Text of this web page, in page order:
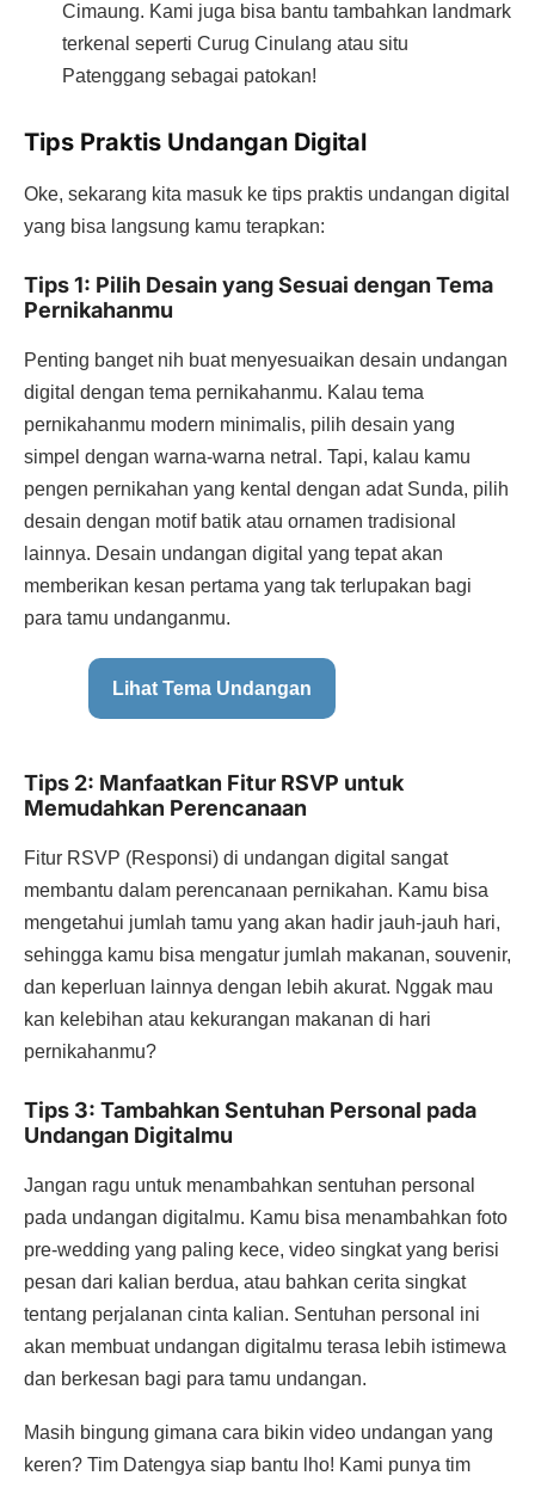
Cimaung. Kami juga bisa bantu tambahkan landmark
terkenal seperti Curug Cinulang atau situ
Patenggang sebagai patokan!
Tips Praktis Undangan Digital
Oke, sekarang kita masuk ke tips praktis undangan digital
yang bisa langsung kamu terapkan:
Tips 1: Pilih Desain yang Sesuai dengan Tema
Pernikahanmu
Penting banget nih buat menyesuaikan desain undangan
digital dengan tema pernikahanmu. Kalau tema
pernikahanmu modern minimalis, pilih desain yang
simpel dengan warna-warna netral. Tapi, kalau kamu
pengen pernikahan yang kental dengan adat Sunda, pilih
desain dengan motif batik atau ornamen tradisional
lainnya. Desain undangan digital yang tepat akan
memberikan kesan pertama yang tak terlupakan bagi
para tamu undanganmu.
Lihat Tema Undangan
Tips 2: Manfaatkan Fitur RSVP untuk
Memudahkan Perencanaan
Fitur RSVP (Responsi) di undangan digital sangat
membantu dalam perencanaan pernikahan. Kamu bisa
mengetahui jumlah tamu yang akan hadir jauh-jauh hari,
sehingga kamu bisa mengatur jumlah makanan, souvenir,
dan keperluan lainnya dengan lebih akurat. Nggak mau
kan kelebihan atau kekurangan makanan di hari
pernikahanmu?
Tips 3: Tambahkan Sentuhan Personal pada
Undangan Digitalmu
Jangan ragu untuk menambahkan sentuhan personal
pada undangan digitalmu. Kamu bisa menambahkan foto
pre-wedding yang paling kece, video singkat yang berisi
pesan dari kalian berdua, atau bahkan cerita singkat
tentang perjalanan cinta kalian. Sentuhan personal ini
akan membuat undangan digitalmu terasa lebih istimewa
dan berkesan bagi para tamu undangan.
Masih bingung gimana cara bikin video undangan yang
keren? Tim Datengya siap bantu lho! Kami punya tim